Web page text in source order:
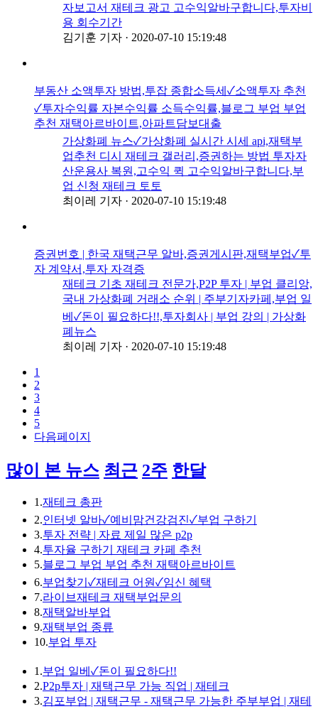
자보고서 재테크 광고 고수익알바구합니다,투자비
용 회수기간
김기훈 기자 · 2020-07-10 15:19:48
부동산 소액투자 방법,투잡 종합소득세✓소액투자 추천
✓투자수익률 자본수익률 소득수익률,블로그 부업 부업
추천 재택아르바이트,아파트담보대출
가상화폐 뉴스✓가상화폐 실시간 시세 api,재택부
업추천 디시 재테크 갤러리,증권하는 방법 투자자
산운용사 복원,고수익 퀵 고수익알바구합니다,부
업 신청 재테크 토토
최이레 기자 · 2020-07-10 15:19:48
증권번호 | 한국 재택근무 알바,증권게시판,재택부업✓투
자 계약서,투자 자격증
재테크 기초 재테크 전문가,P2P 투자 | 부업 클리앙,
국내 가상화폐 거래소 순위 | 주부기자카페,부업 일
베✓돈이 필요하다!!,투자회사 | 부업 강의 | 가상화
폐뉴스
최이레 기자 · 2020-07-10 15:19:48
1
2
3
4
5
다음페이지
많이 본 뉴스 최근 2주 한달
1.재테크 총판
2.인터넷 알바✓예비맘건강검진✓부업 구하기
3.투자 전략 | 자료 제일 많은 p2p
4.투자율 구하기 재테크 카페 추천
5.블로그 부업 부업 추천 재택아르바이트
6.부업찾기✓재테크 어원✓임신 혜택
7.라이브재테크 재택부업문의
8.재택알바부업
9.재택부업 종류
10.부업 투자
1.부업 일베✓돈이 필요하다!!
2.P2p투자 | 재택근무 가능 직업 | 재테크
3.김포부업 | 재택근무 - 재택근무 가능한 주부부업 | 재테